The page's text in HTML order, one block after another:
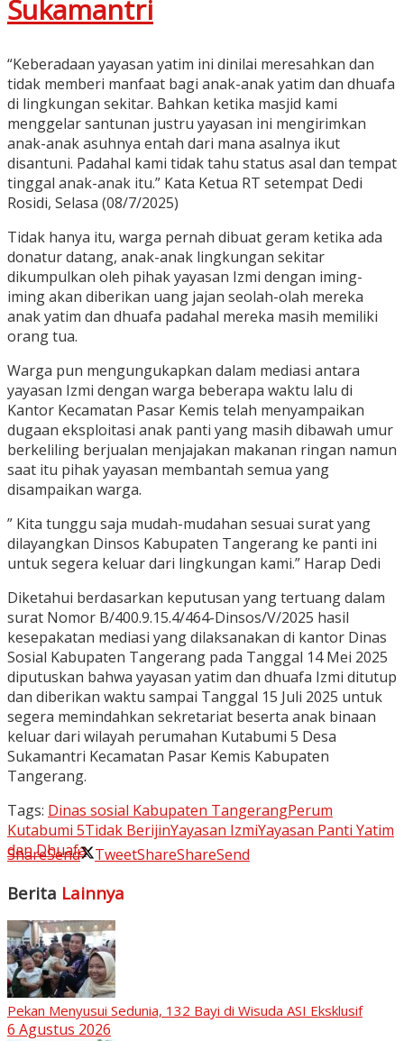
Sukamantri
“Keberadaan yayasan yatim ini dinilai meresahkan dan
tidak memberi manfaat bagi anak-anak yatim dan dhuafa
di lingkungan sekitar. Bahkan ketika masjid kami
menggelar santunan justru yayasan ini mengirimkan
anak-anak asuhnya entah dari mana asalnya ikut
disantuni. Padahal kami tidak tahu status asal dan tempat
tinggal anak-anak itu.” Kata Ketua RT setempat Dedi
Rosidi, Selasa (08/7/2025)
Tidak hanya itu, warga pernah dibuat geram ketika ada
donatur datang, anak-anak lingkungan sekitar
dikumpulkan oleh pihak yayasan Izmi dengan iming-
iming akan diberikan uang jajan seolah-olah mereka
anak yatim dan dhuafa padahal mereka masih memiliki
orang tua.
Warga pun mengungukapkan dalam mediasi antara
yayasan Izmi dengan warga beberapa waktu lalu di
Kantor Kecamatan Pasar Kemis telah menyampaikan
dugaan eksploitasi anak panti yang masih dibawah umur
berkeliling berjualan menjajakan makanan ringan namun
saat itu pihak yayasan membantah semua yang
disampaikan warga.
” Kita tunggu saja mudah-mudahan sesuai surat yang
dilayangkan Dinsos Kabupaten Tangerang ke panti ini
untuk segera keluar dari lingkungan kami.” Harap Dedi
Diketahui berdasarkan keputusan yang tertuang dalam
surat Nomor B/400.9.15.4/464-Dinsos/V/2025 hasil
kesepakatan mediasi yang dilaksanakan di kantor Dinas
Sosial Kabupaten Tangerang pada Tanggal 14 Mei 2025
diputuskan bahwa yayasan yatim dan dhuafa Izmi ditutup
dan diberikan waktu sampai Tanggal 15 Juli 2025 untuk
segera memindahkan sekretariat beserta anak binaan
keluar dari wilayah perumahan Kutabumi 5 Desa
Sukamantri Kecamatan Pasar Kemis Kabupaten
Tangerang.
Tags: Dinas sosial Kabupaten TangerangPerum
Kutabumi 5Tidak BerijinYayasan IzmiYayasan Panti Yatim
dan Dhuafa
ShareSend TweetShareShareSend
Berita Lainnya
Pekan Menyusui Sedunia, 132 Bayi di Wisuda ASI Eksklusif
6 Agustus 2026